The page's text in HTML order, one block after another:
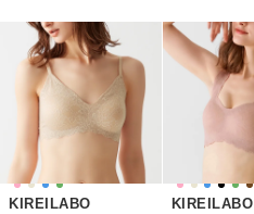
KIREILABO KIREILABO